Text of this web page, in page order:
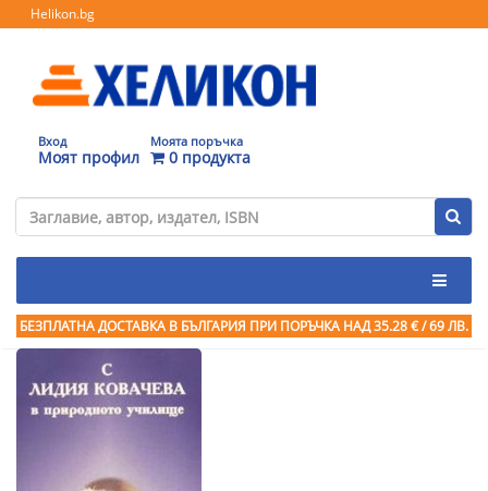
Helikon.bg
Вход
Моят профил
Моята поръчка
0 продукта
БЕЗПЛАТНА ДОСТАВКА В БЪЛГАРИЯ ПРИ ПОРЪЧКА НАД 35.28 € / 69 ЛВ.